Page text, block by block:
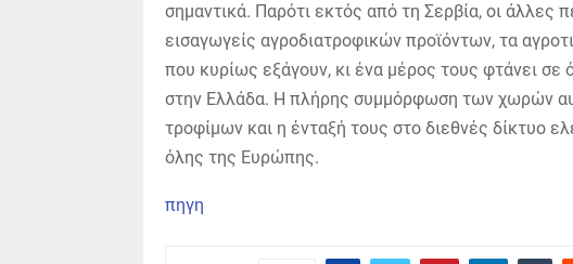
σημαντικά. Παρότι εκτός από τη Σερβία, οι άλλες
εισαγωγείς αγροδιατροφικών προϊόντων, τα
που κυρίως εξάγουν, κι ένα μέρος τους φτάνει
στην Ελλάδα. Η πλήρης συμμόρφωση των χωρών
τροφίμων και η ένταξή τους στο διεθνές δίκτυο
όλης της Ευρώπης.
πηγη